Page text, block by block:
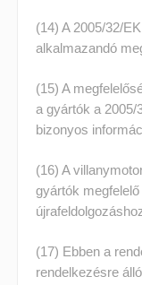
(14) A 2005/32/
alkalmazandó
(15) A
a gyártók a 2005/
bizonyos
(16) A
gyártók
(17) Ebben a
rendelkezésre